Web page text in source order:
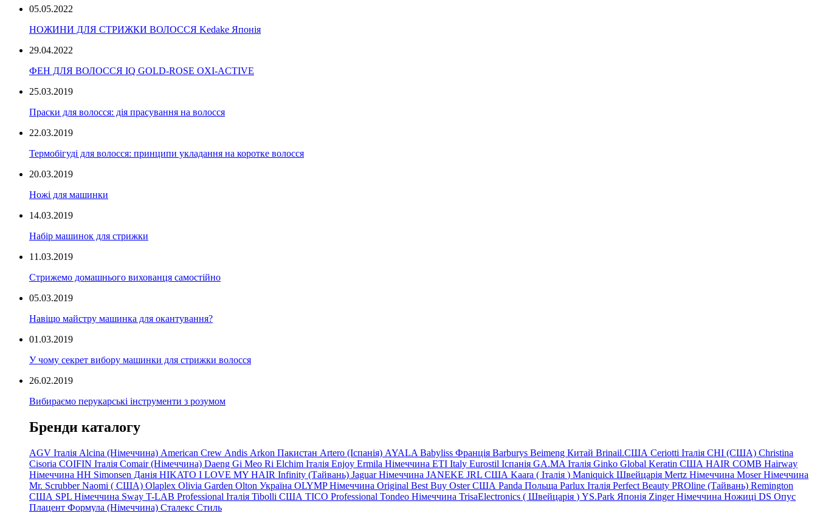
05.05.2022
НОЖИНИ ДЛЯ СТРИЖКИ ВОЛОССЯ Kedake Японія
29.04.2022
ФЕН ДЛЯ ВОЛОССЯ IQ GOLD-ROSE OXI-ACTIVE
25.03.2019
Праски для волосся: дія прасування на волосся
22.03.2019
Термобігуді для волосся: принципи укладання на коротке волосся
20.03.2019
Ножі для машинки
14.03.2019
Набір машинок для стрижки
11.03.2019
Стрижемо домашнього вихованця самостійно
05.03.2019
Навіщо майстру машинка для окантування?
01.03.2019
У чому секрет вибору машинки для стрижки волосся
26.02.2019
Вибираємо перукарські інструменти з розумом
Бренди каталогу
AGV Італія Alcina (Німеччина) American Crew Andis Arkon Пакистан Artero (Іспанія) AYALA Babyliss Франція Barburys Beimeng Китай Brinail.США Ceriotti Італія CHI (США) Christina
Cisoria COIFIN Італія Comair(Німеччина) Daeng Gi Meo Ri Elchim Італія Enjoy Ermila Німеччина ETI Italy Eurostil Іспанія GA.MA Італія Ginko Global Keratin США HAIR COMB Hairway
Німеччина HH Simonsen Данія HIKATO I LOVE MY HAIR Infinity (Тайвань) Jaguar Німеччина JANEKE JRL США Kaara ( Італія ) Maniquick Швейцарія Mertz Німеччина Moser Німеччина
Mr. Scrubber Naomi ( США) Olaplex Olivia Garden Olton Україна OLYMP Німеччина Original Best Buy Oster США Panda Польща Parlux Італія Perfect Beauty PROline (Тайвань) Remington
США SPL Німеччина Sway T-LAB Professional Італія Tibolli США TICO Professional Tondeo Німеччина TrisaElectronics ( Швейцарія ) YS.Park Японія Zinger Німеччина Ножиці DS Опус
Плацент Формула (Німеччина) Сталекс Стиль